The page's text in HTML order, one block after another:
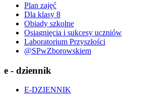
Plan zajęć
Dla klasy 8
Obiady szkolne
Osiągnięcia i sukcesy uczniów
Laboratorium Przyszłości
@SPwZborowskiem
e - dziennik
E-DZIENNIK